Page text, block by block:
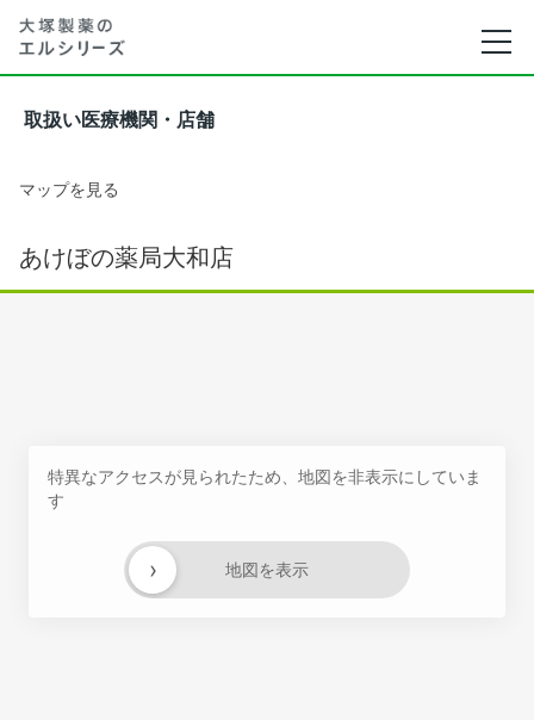
取扱い医療機関・店舗
マップを見る
あけぼの薬局大和店
特異なアクセスが見られたため、地図を非表示にしていま
す
地図を表示
›